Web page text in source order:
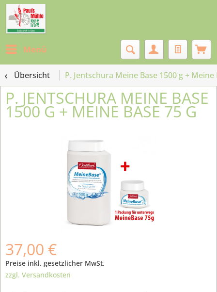
Menü
Übersicht P. Jentschura Meine Base 1500 g + Meine
P. JENTSCHURA MEINE BASE
1500 G + MEINE BASE 75 G
37,00 €
Preise inkl. gesetzlicher MwSt.
zzgl. Versandkosten